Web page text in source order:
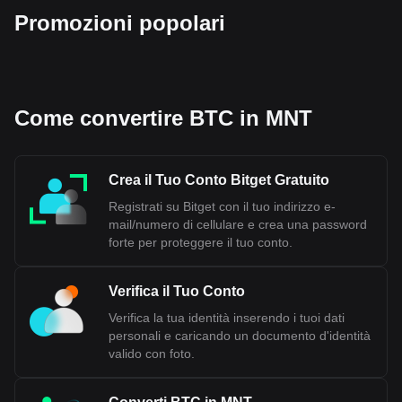
Promozioni popolari
Come convertire BTC in MNT
Crea il Tuo Conto Bitget Gratuito
Registrati su Bitget con il tuo indirizzo e-
mail/numero di cellulare e crea una password
forte per proteggere il tuo conto.
Verifica il Tuo Conto
Verifica la tua identità inserendo i tuoi dati
personali e caricando un documento d'identità
valido con foto.